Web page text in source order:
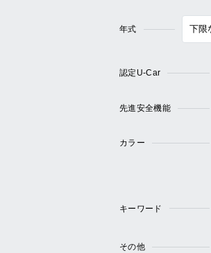
年式
認定U-Car
先進安全機能
カラー
キーワード
その他